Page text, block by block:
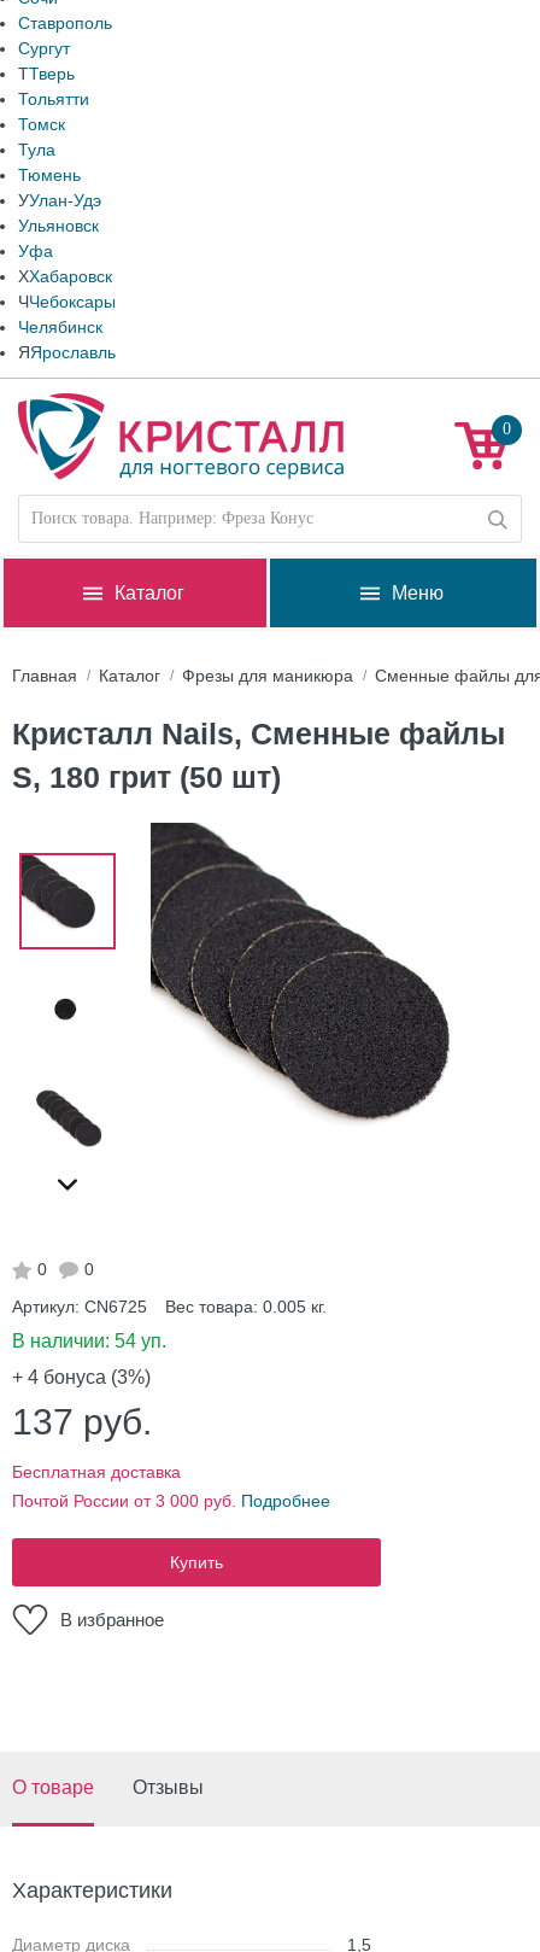
Ставрополь
Сургут
ТТверь
Тольятти
Томск
Тула
Тюмень
УУлан-Удэ
Ульяновск
Уфа
ХХабаровск
ЧЧебоксары
Челябинск
ЯЯрославль
0
Каталог Меню
Главная Каталог Фрезы для маникюра Сменные файлы для
Кристалл Nails, Сменные файлы
S, 180 грит (50 шт)
0
0
Артикул: CN6725 Вес товара: 0.005 кг.
В наличии: 54 уп.
+ 4 бонуса (3%)
137 руб.
Бесплатная доставка
Почтой России от 3 000 руб. Подробнее
Купить
В избранное
О товаре Отзывы
Характеристики
Диаметр диска 1,5